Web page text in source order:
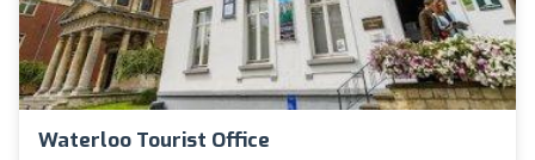
Waterloo Tourist Office